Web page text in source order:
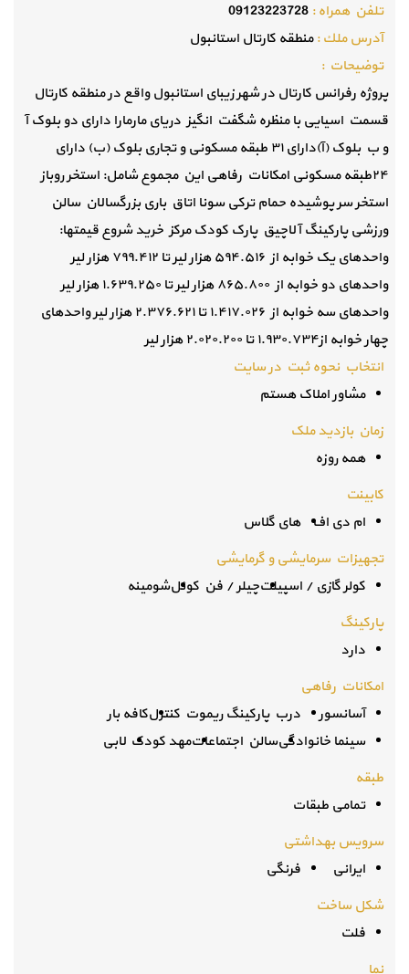
تلفن همراه :09123223728
آدرس ملك :منطقه کارتال استانبول
توضيحات :
‎پروژه رفرانس کارتال در شهر زیبای استانبول واقع در منطقه کارتال
قسمت اسیایی با منظره شگفت انگیز دریای مارمارا ‎دارای دو بلوک آ
و ب ‎بلوک (آ)دارای ۳۱ طبقه مسکونی و تجاری بلوک (ب) دارای
۲۴طبقه مسکونی ‎امکانات رفاهی این مجموع شامل: ‎استخر روباز
‎استخر سر پوشیده ‎حمام ترکی ‎سونا ‎اتاق باری بزرگسالان ‎سالن
ورزشی ‎پارکینگ ‎آلاچیق ‎پارک کودک ‎مرکز خرید ‎شروع قیمتها:
‎واحدهای یک خوابه از ۵۹۴.۵۱۶ هزار لیر تا ۷۹۹.۴۱۲ هزار لیر
واحدهای دو خوابه از ۸۶۵.۸۰۰ هزار لیر تا ۱.۶۳۹.۲۵۰ هزار لیر
واحدهای سه خوابه از ۱.۴۱۷.۰۲۶ تا ۲.۳۷۶.۶۲۱ هزار لیر واحدهای
چهار خوابه از۱.۹۳۰.۷۳۴ تا ۲.۰۲۰.۲۰۰ هزار لیر
انتخاب نحوه ثبت در سایت
مشاور املاک هستم
زمان بازدید ملک
همه روزه
کابینت
ام دی اف های گلاس
تجهیزات سرمایشی و گرمایشی
کولر گازی / اسپیلتچیلر / فن کوئلشومینه
پارکینگ
دارد
امکانات رفاهی
آسانسور
درب پارکینگ ریموت کنترلکافه بار
سینما خانوادگیسالن اجتماعاتمهد کودک لابی
طبقه
تمامی طبقات
سرویس بهداشتی
ایرانی
فرنگی
شکل ساخت
فلت